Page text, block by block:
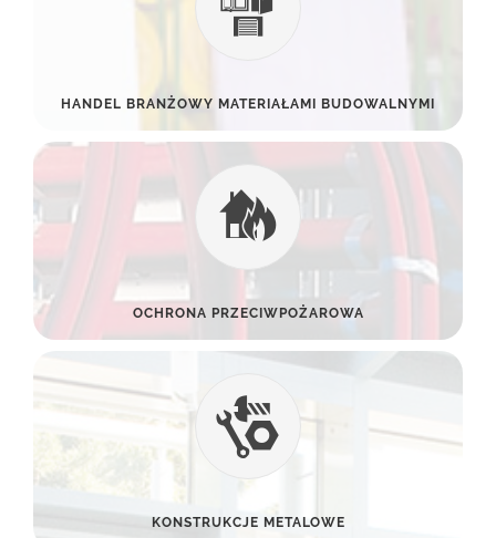
HANDEL BRANŻOWY MATERIAŁAMI BUDOWALNYMI
OCHRONA PRZECIWPOŻAROWA
KONSTRUKCJE METALOWE